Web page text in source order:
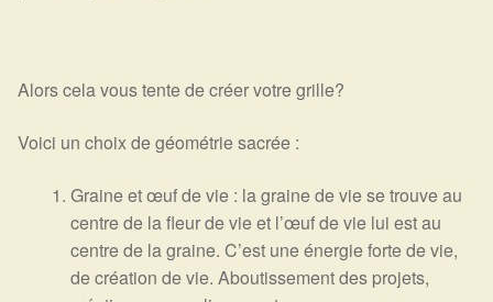
Alors cela vous tente de créer votre grille?
Voici un choix de géométrie sacrée :
Graine et œuf de vie : la graine de vie se trouve au
centre de la fleur de vie et l’œuf de vie lui est au
centre de la graine. C’est une énergie forte de vie,
de création de vie. Aboutissement des projets,